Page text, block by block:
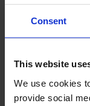
Consent
This website
We use cookies
provide social